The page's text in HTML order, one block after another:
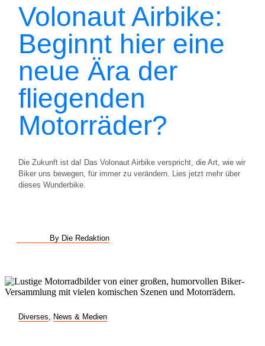
Volonaut Airbike:
Beginnt hier eine
neue Ära der
fliegenden
Motorräder?
Die Zukunft ist da! Das Volonaut Airbike verspricht, die Art, wie wir
Biker uns bewegen, für immer zu verändern. Lies jetzt mehr über
dieses Wunderbike.
By Die Redaktion
Diverses News & Medien